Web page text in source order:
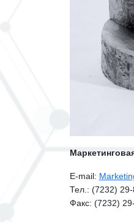
E-mail:
Тел.: (7232)
Факс: (7232)